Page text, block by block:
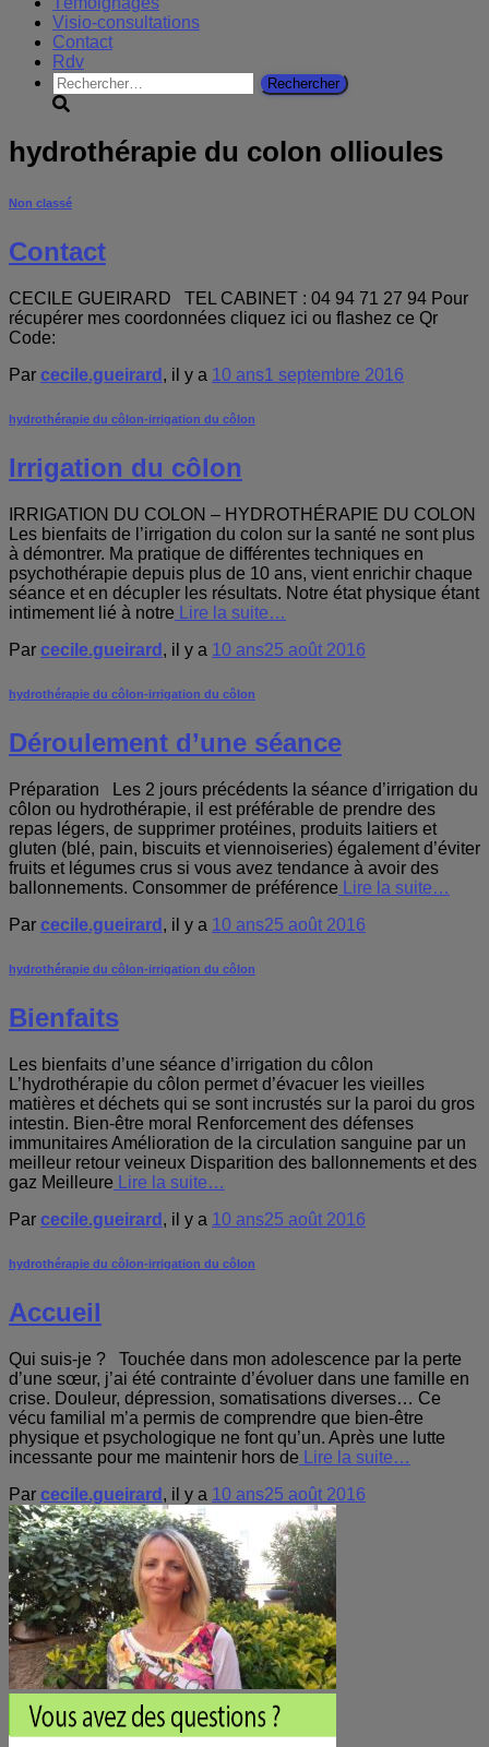
Visio-consultations
Contact
Rdv
Rechercher :
hydrothérapie du colon ollioules
Non classé
Contact
CECILE GUEIRARD TEL CABINET : 04 94 71 27 94 Pour
récupérer mes coordonnées cliquez ici ou flashez ce Qr
Code:
Par cecile.gueirard , il y a 10 ans1 septembre 2016
hydrothérapie du côlon-irrigation du côlon
Irrigation du côlon
IRRIGATION DU COLON – HYDROTHÉRAPIE DU COLON
Les bienfaits de l’irrigation du colon sur la santé ne sont plus
à démontrer. Ma pratique de différentes techniques en
psychothérapie depuis plus de 10 ans, vient enrichir chaque
séance et en décupler les résultats. Notre état physique étant
intimement lié à notre Lire la suite…
Par cecile.gueirard , il y a 10 ans25 août 2016
hydrothérapie du côlon-irrigation du côlon
Déroulement d’une séance
Préparation Les 2 jours précédents la séance d’irrigation du
côlon ou hydrothérapie, il est préférable de prendre des
repas légers, de supprimer protéines, produits laitiers et
gluten (blé, pain, biscuits et viennoiseries) également d’éviter
fruits et légumes crus si vous avez tendance à avoir des
ballonnements. Consommer de préférence Lire la suite…
Par cecile.gueirard , il y a 10 ans25 août 2016
hydrothérapie du côlon-irrigation du côlon
Bienfaits
Les bienfaits d’une séance d’irrigation du côlon
L’hydrothérapie du côlon permet d’évacuer les vieilles
matières et déchets qui se sont incrustés sur la paroi du gros
intestin. Bien-être moral Renforcement des défenses
immunitaires Amélioration de la circulation sanguine par un
meilleur retour veineux Disparition des ballonnements et des
gaz Meilleure Lire la suite…
Par cecile.gueirard , il y a 10 ans25 août 2016
hydrothérapie du côlon-irrigation du côlon
Accueil
Qui suis-je ? Touchée dans mon adolescence par la perte
d’une sœur, j’ai été contrainte d’évoluer dans une famille en
crise. Douleur, dépression, somatisations diverses… Ce
vécu familial m’a permis de comprendre que bien-être
physique et psychologique ne font qu’un. Après une lutte
incessante pour me maintenir hors de Lire la suite…
Par cecile.gueirard , il y a 10 ans25 août 2016